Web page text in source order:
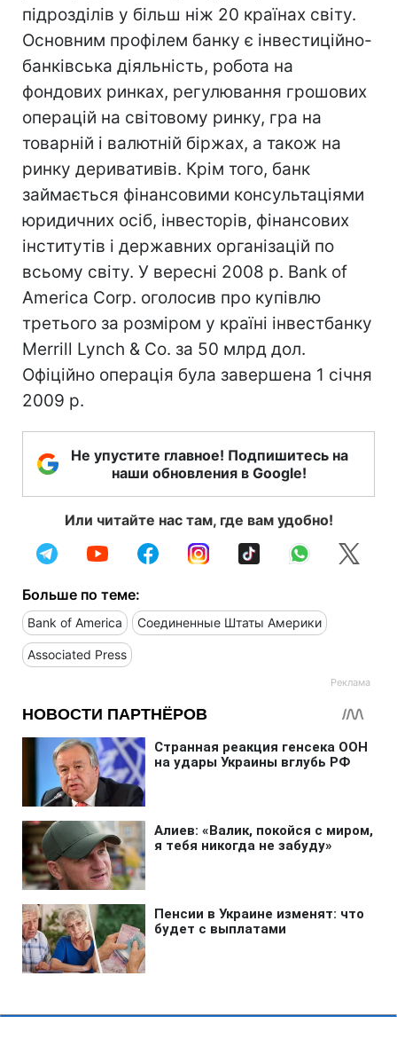
підрозділів у більш ніж 20 країнах світу.
Основним профілем банку є інвестиційно-
банківська діяльність, робота на
фондових ринках, регулювання грошових
операцій на світовому ринку, гра на
товарній і валютній біржах, а також на
ринку деривативів. Крім того, банк
займається фінансовими консультаціями
юридичних осіб, інвесторів, фінансових
інститутів і державних організацій по
всьому світу. У вересні 2008 р. Bank of
America Corp. оголосив про купівлю
третього за розміром у країні інвестбанку
Merrill Lynch & Co. за 50 млрд дол.
Офіційно операція була завершена 1 січня
2009 р.
Не упустите главное! Подпишитесь на
наши обновления в Google!
Или читайте нас там, где вам удобно!
Больше по теме:
Bank of America Соединенные Штаты Америки
Associated Press